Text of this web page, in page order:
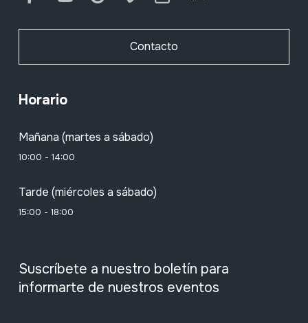
Contacto
Horario
Mañana (martes a sábado)
10:00 - 14:00
Tarde (miércoles a sábado)
15:00 - 18:00
Suscríbete a nuestro boletín para
informarte de nuestros eventos